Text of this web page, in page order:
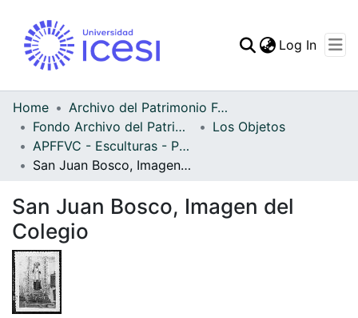
Statistics
Log In
Home
Archivo del Patrimonio Fotográfico y Fílmico del Valle del Cauca
Fondo Archivo del Patrimonio Fotográfico y Fílmico del Valle del Cauca
Los Objetos
APFFVC - Esculturas - Patrimonial
San Juan Bosco, Imagen del Colegio
San Juan Bosco, Imagen del
Colegio